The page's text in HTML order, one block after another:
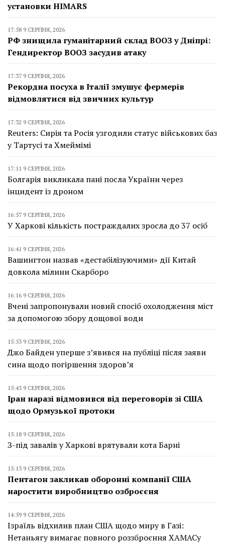
установки HIMARS
17:58 9 СЕРПНЯ, 2026
РФ знищила гуманітарний склад ВООЗ у Дніпрі:
Гендиректор ВООЗ засудив атаку
17:37 9 СЕРПНЯ, 2026
Рекордна посуха в Італії змушує фермерів
відмовлятися від звичних культур
17:32 9 СЕРПНЯ, 2026
Reuters: Сирія та Росія узгодили статус військових баз
у Тартусі та Хмеймімі
17:11 9 СЕРПНЯ, 2026
Болгарія викликала пані посла України через
інцидент із дроном
16:57 9 СЕРПНЯ, 2026
У Харкові кількість постраждалих зросла до 37 осіб
16:41 9 СЕРПНЯ, 2026
Вашингтон назвав «дестабілізуючими» дії Китай
довкола мілини Скарборо
16:16 9 СЕРПНЯ, 2026
Вчені запропонували новий спосіб охолодження міст
за допомогою збору дощової води
15:53 9 СЕРПНЯ, 2026
Джо Байден уперше з’явився на публіці після заяви
сина щодо погіршення здоров’я
15:43 9 СЕРПНЯ, 2026
Іран наразі відмовився від переговорів зі США
щодо Ормузької протоки
15:18 9 СЕРПНЯ, 2026
З-під завалів у Харкові врятували кота Барні
15:13 9 СЕРПНЯ, 2026
Пентагон закликав оборонні компанії США
наростити виробництво озброєєня
14:59 9 СЕРПНЯ, 2026
Ізраїль відхилив план США щодо миру в Газі:
Нетаньягу вимагає повного роззброєння ХАМАСу